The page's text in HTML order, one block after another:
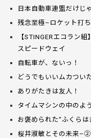
日本自動車連盟だけじ
残念至極–ロケット打
【STINGERエコラン
スピードウェイ
自転車が、ないっ！
どうでもいいムカつい
ありがたきは友人！
タイムマシンの中のよ
お褒められた“ふくらは
桜井淑敏とその未来